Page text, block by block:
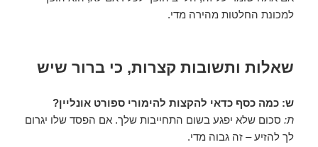
למכונת החלטות מהירה מדי.
שאלות ותשובות קצרות, כי ברור שיש
ש: כמה כסף כדאי להקצות להימורי ספורט אונליין?
ת: סכום שלא יפגע בשום התחייבות שלך. אם הפסד שלו יגרום
לך להזיע – זה גבוה מדי.